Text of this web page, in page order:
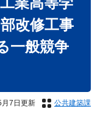
改修工事
一般競争
7日更新 公共建築課